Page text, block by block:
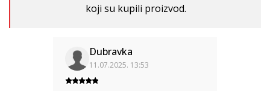
koji su kupili proizvod.
Dubravka
11.07.2025. 13:53